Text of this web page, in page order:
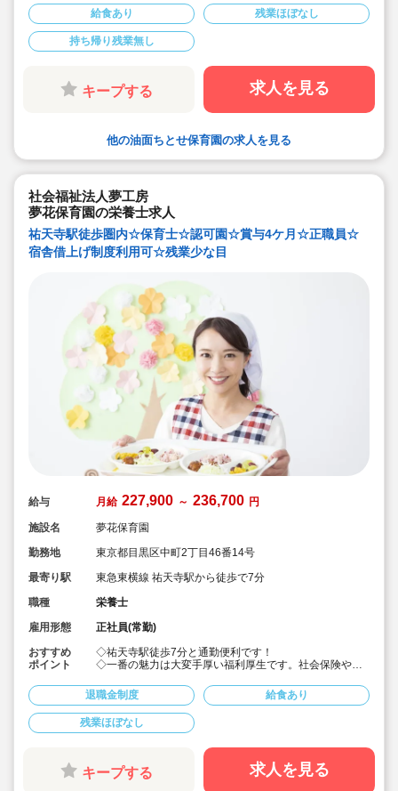
◇安定した大手社会福祉法人のお仕事です♪
◇持ち帰りなし。残業もほとんどありませんが、残業し
た場合は別途残業代支給あります
◇宿舎借り上げ制度利用可能です（家族同居可能）
◇退職金制度も勤続1年以上で支給されるなど安心して勤
◇積立金・退職共済など、生活を大切に過ごすことがで
きる労働環境です
◇スタッフが自然とお互いに助け合える風土の当法人。
◇風通し良く業務に不安を感じるという方もご安心くだ
給食あり 残業ほぼなし
持ち帰り残業無し
キープする 求人を見る
他の油面ちとせ保育園の求人を見る
社会福祉法人夢工房
夢花保育園の栄養士求人
祐天寺駅徒歩圏内☆保育士☆認可園☆賞与4ケ月☆正職員☆
宿舎借上げ制度利用可☆残業少な目
給与 月給 227,900 ～ 236,700 円
施設名
夢花保育園
勤務地
東京都目黒区中町2丁目46番14号
最寄り駅
東急東横線 祐天寺駅から徒歩で7分
職種
栄養士
雇用形態
正社員(常勤)
おすすめ
ポイント
◇祐天寺駅徒歩7分と通勤便利です！
◇一番の魅力は大変手厚い福利厚生です。社会保険や退
◇宿舎借り上げ制度利用可能です
◇有給休暇は入職時に付与しています◎安心してお仕事
をスタートできます。
◇賞与は4ケ月実績と手厚いです
◇お庭も園舎も広々と綺麗です。屋上もあります
退職金制度 給食あり
残業ほぼなし
キープする 求人を見る